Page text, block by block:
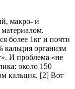
макро- и
более 1кг и почти
кальция организм
И проблема «не
около 150
кальция. [2] Вот